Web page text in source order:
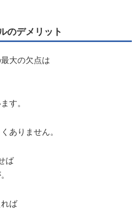
のデメリット
大の欠点は
す。
ありません。
ば
ば